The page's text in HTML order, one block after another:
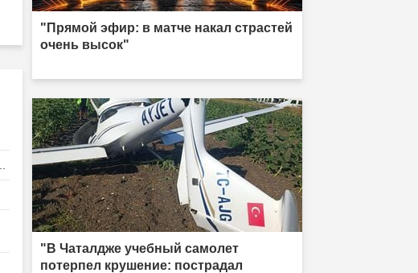
"Прямой эфир: в матче накал страстей
очень высок"
"В Чаталдже учебный самолет
потерпел крушение: пострадал